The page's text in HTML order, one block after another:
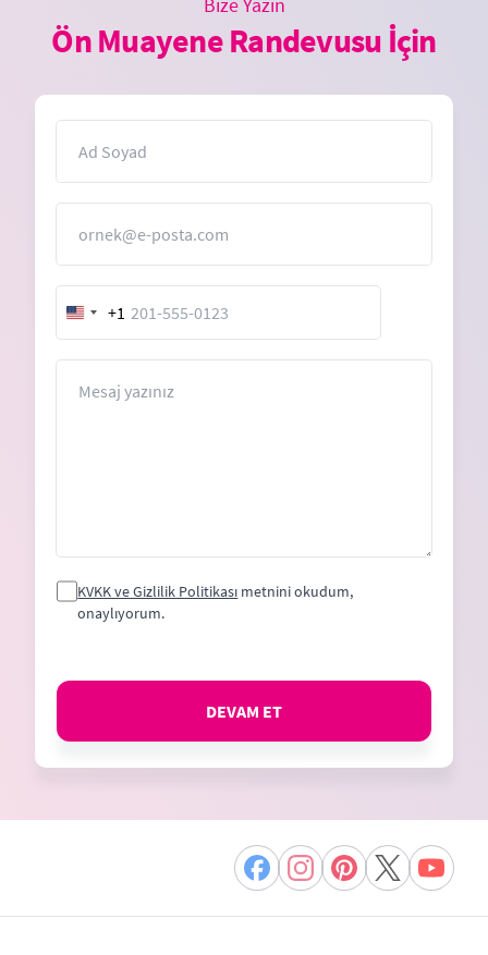
Ön Muayene Randevusu İçin
United
States
+1
KVKK ve Gizlilik Politikası metnini okudum,
onaylıyorum.
DEVAM ET